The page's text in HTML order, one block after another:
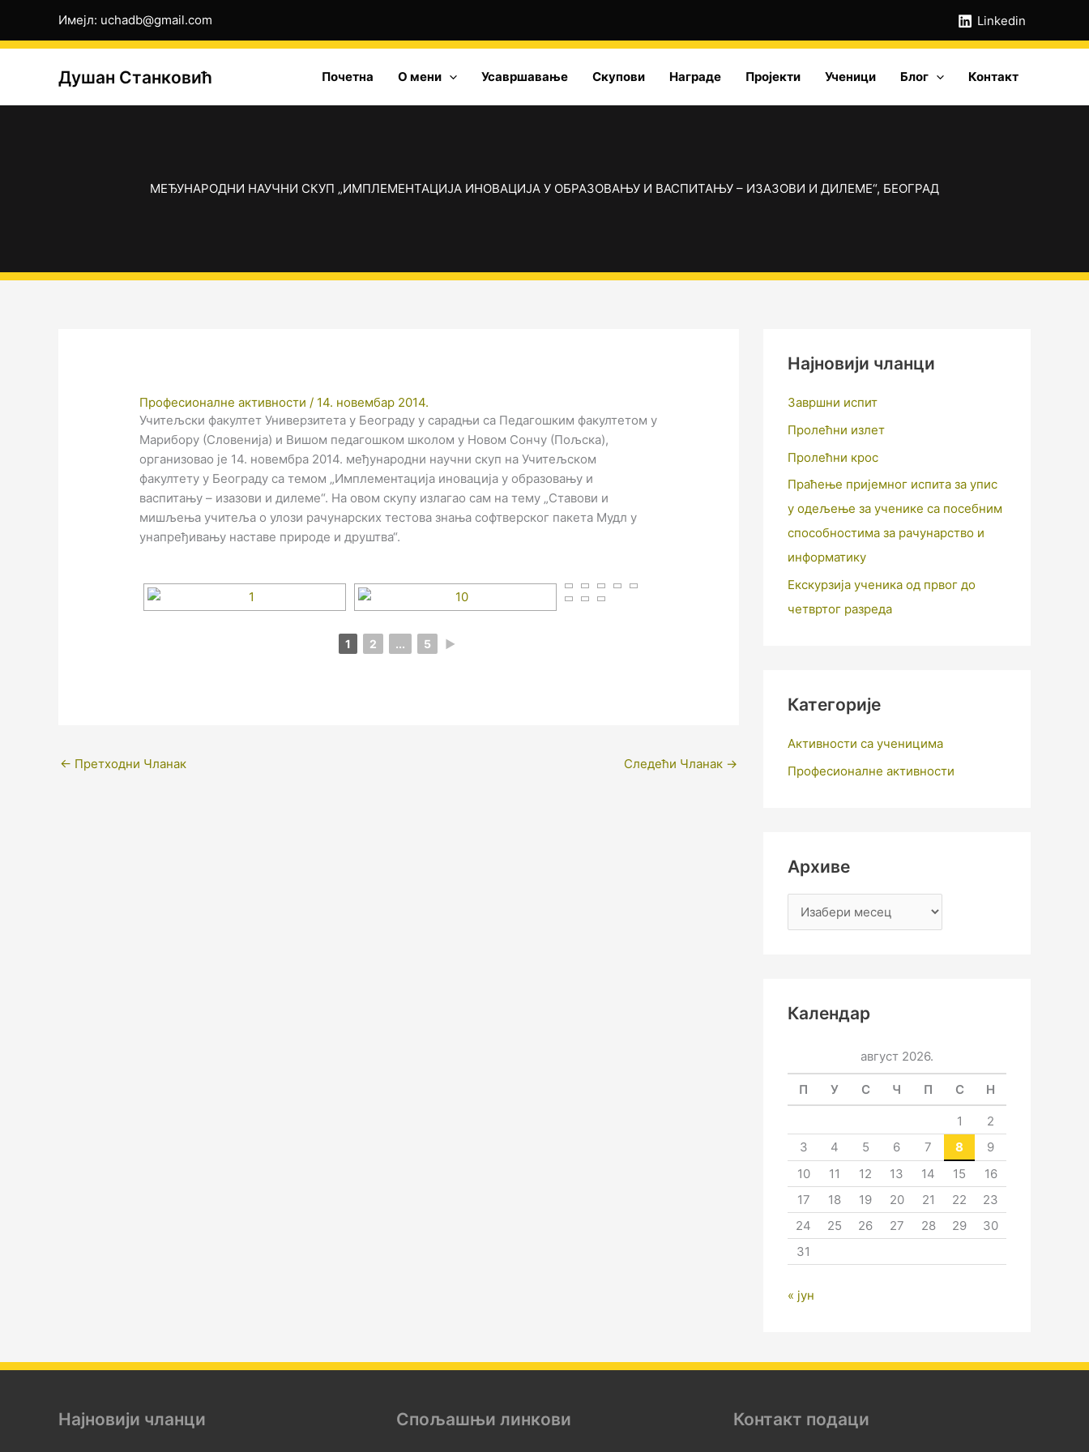
садржај
Имејл: uchadb@gmail.com Linkedin
Душан Станковић Почетна О мени Усавршавање Скупови Награде Пројекти Ученици Блог Контакт
МЕЂУНАРОДНИ НАУЧНИ СКУП „ИМПЛЕМЕНТАЦИЈА ИНОВАЦИЈА У ОБРАЗОВАЊУ И ВАСПИТАЊУ – ИЗАЗОВИ И ДИЛЕМЕ“, БЕОГРАД
Професионалне активности / 14. новембар 2014.
Учитељски факултет Универзитета у Београду у сарадњи са Педагошким факултетом у
Марибору (Словенија) и Вишом педагошком школом у Новом Сончу (Пољска),
организовао је 14. новембра 2014. међународни научни скуп на Учитељском
факултету у Београду са темом „Имплементација иновација у образовању и
васпитању – изазови и дилеме“. На овом скупу излагао сам на тему „Ставови и
мишљења учитеља о улози рачунарских тестова знања софтверског пакета Мудл у
унапређивању наставе природе и друштва“.
1 2 ... 5 ►
← Претходни Чланак Следећи Чланак →
Најновији чланци
Завршни испит
Пролећни излет
Пролећни крос
Праћење пријемног испита за упис
у одељење за ученике са посебним
способностима за рачунарство и
информатику
Екскурзија ученика од првог до
четвртог разреда
Категорије
Активности са ученицима
Професионалне активности
Архиве
и
в
Календар
август 2026.
П У С Ч П С Н
1
2
3
4 5 6 7 8
9
10
11 12 13 14 15
16
17
18 19 20 21 22
23
24
25 26 27 28 29
30
31
« јун
Најновији чланци Спољашњи линкови Контакт подаци